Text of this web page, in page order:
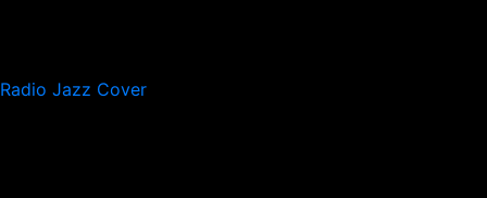
Radio Jazz Cover